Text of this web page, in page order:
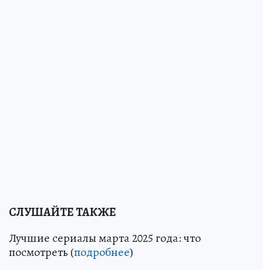
СЛУШАЙТЕ ТАКЖЕ
Лучшие сериалы марта 2025 года: что
посмотреть (подробнее)